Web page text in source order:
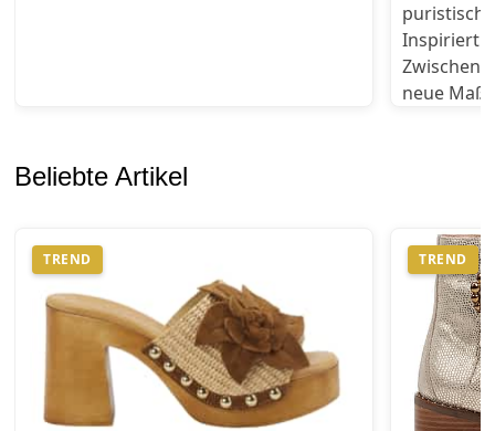
Inspiriert
neue
Beliebte Artikel
TREND TREND